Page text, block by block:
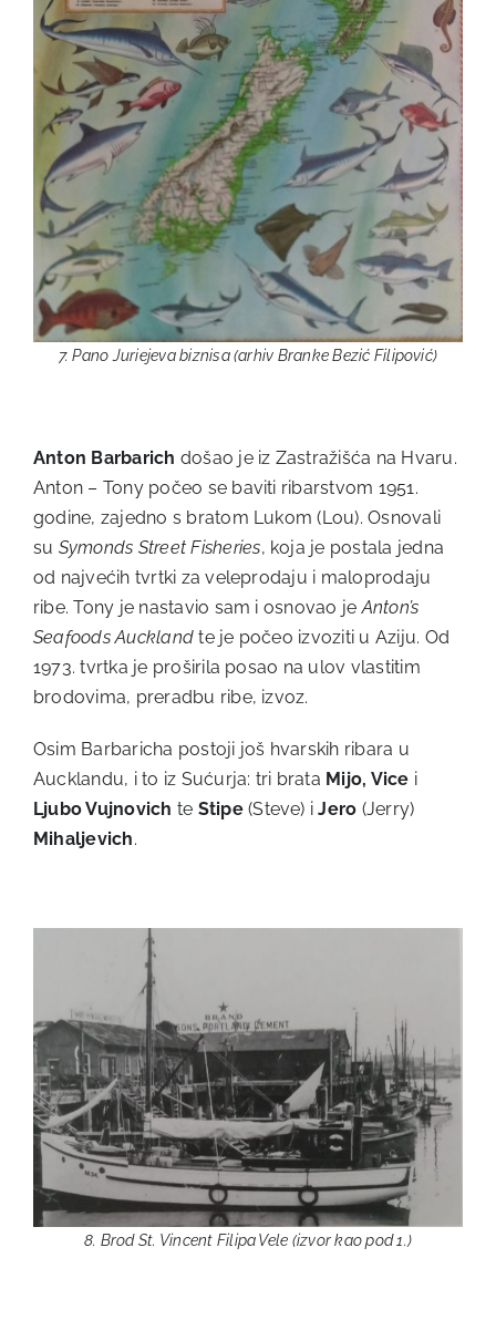
7. Pano Juriejeva biznisa (arhiv Branke Bezić Filipović)
Anton Barbarich došao je iz Zastražišća na Hvaru.
Anton – Tony počeo se baviti ribarstvom 1951.
godine, zajedno s bratom Lukom (Lou). Osnovali
su Symonds Street Fisheries, koja je postala jedna
od najvećih tvrtki za veleprodaju i maloprodaju
ribe. Tony je nastavio sam i osnovao jeAnton’s
Seafoods Auckland te je počeo izvoziti u Aziju. Od
1973. tvrtka je proširila posao na ulov vlastitim
brodovima, preradbu ribe, izvoz.
Osim Barbaricha postoji još hvarskih ribara u
Aucklandu, i to iz Sućurja: tri brata Mijo, Vice i
Ljubo Vujnovich te Stipe(Steve) iJero (Jerry)
Mihaljevich.
8. Brod St. Vincent Filipa Vele (izvor kao pod 1.)